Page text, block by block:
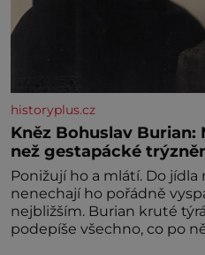
historyplus.cz
Kněz Bohuslav
než gestapácké
Ponižují ho a mlátí. Do
nenechají ho pořádně
nejbližším. Burian kruté
podepíše všechno, co po